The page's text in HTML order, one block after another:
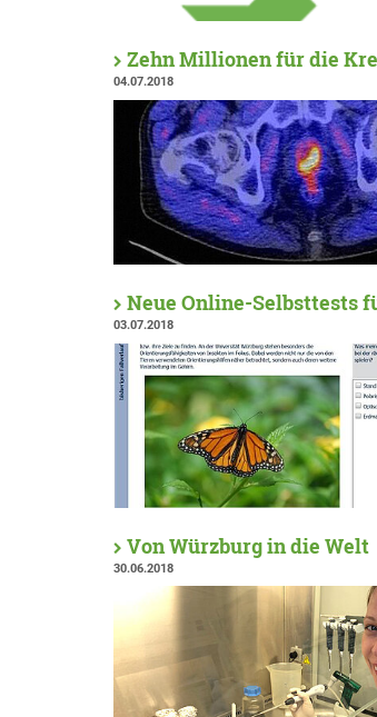
Zehn Millionen für die
04.07.2018
Neue Online-Selbsttests
03.07.2018
Von Würzburg in die Welt
30.06.2018